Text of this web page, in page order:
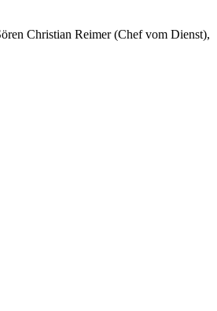
Christian Reimer (Chef vom Dienst),